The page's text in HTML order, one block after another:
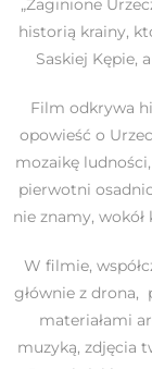
„Zaginione
historią krainy,
Saskiej Kępie,
Film odkrywa
opowieść o
mozaikę
pierwotni
nie znamy,
W filmie,
głównie z drona,
materiałami
muzyką, zdjęcia